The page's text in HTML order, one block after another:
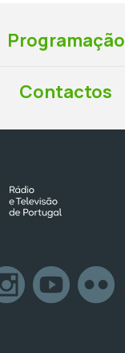
Programação
Contactos